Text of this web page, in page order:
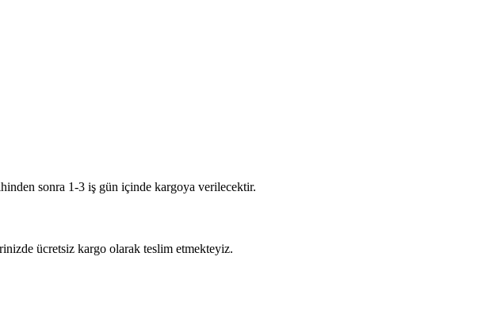
sonra 1-3 iş gün içinde kargoya verilecektir.
ücretsiz kargo olarak teslim etmekteyiz.